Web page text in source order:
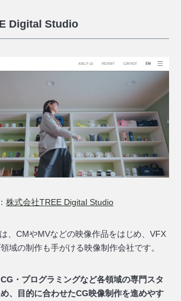
Digital Studio
株式会社TREE Digital Studio
、CMやMVなどの映像作品をはじめ、VFX
域の制作も手がける映像制作会社です。
・プログラミングなど各領域の専門スタ
、目的に合わせたCG映像制作を進めやす